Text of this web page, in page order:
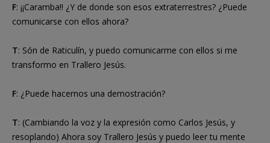
F: ¡¡Caramba!! ¿Y de donde son esos extraterrestres? ¿Puede
comunicarse con ellos ahora?
T: Són de Raticulín, y puedo comunicarme con ellos si me
transformo en Trallero Jesús.
F: ¿Puede hacernos una demostración?
T: (Cambiando la voz y la expresión como Carlos Jesús, y
resoplando) Ahora soy Trallero Jesús y puedo leer tu mente